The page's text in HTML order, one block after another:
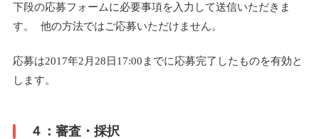
下段の応募フォームに必要事項を入力して送信いただきま
す。 他の方法ではご応募いただけません。
応募は2017年2月28日17:00までに応募完了したものを有効と
します。
４：審査・採択